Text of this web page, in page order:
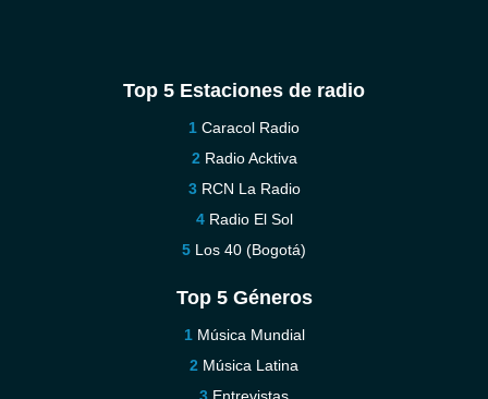
Top 5 Estaciones de radio
Caracol Radio
Radio Acktiva
RCN La Radio
Radio El Sol
Los 40 (Bogotá)
Top 5 Géneros
Música Mundial
Música Latina